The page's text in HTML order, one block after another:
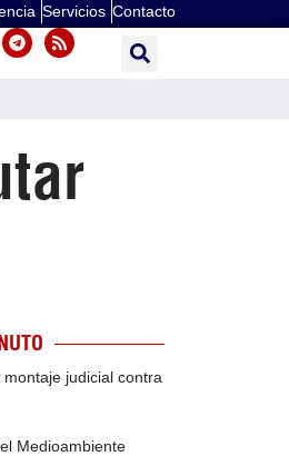
Servicios Contacto
judicial contra
Medioambiente